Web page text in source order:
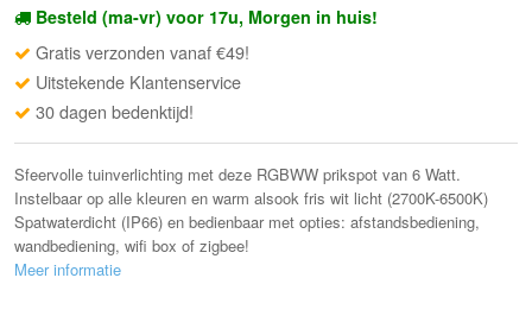
Besteld (ma-vr) voor 17u, Morgen in huis!
Gratis verzonden vanaf €49!
Uitstekende Klantenservice
30 dagen bedenktijd!
Sfeervolle tuinverlichting met deze RGBWW prikspot van 6 Watt.
Instelbaar op alle kleuren en warm alsook fris wit licht (2700K-6500K)
Spatwaterdicht (IP66) en bedienbaar met opties: afstandsbediening,
wandbediening, wifi box of zigbee!
Meer informatie